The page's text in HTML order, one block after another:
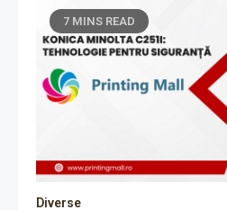
7 MINS READ
Diverse